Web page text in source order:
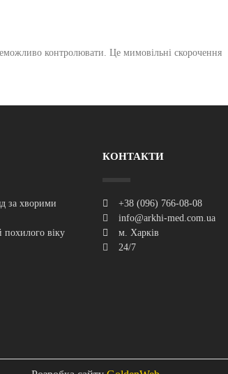
контролювати. Це мимовільні скорочення
за хворими
похилого віку
КОНТАКТИ
+38 (096) 766-08-08
info@arkhi-med.com.ua
м. Харків
24/7